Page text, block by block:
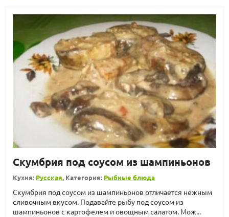
Скумбрия под соусом из шампиньонов
Кухня: Русская, Категория: Рыбные блюда
Скумбрия под соусом из шампиньонов отличается нежным
сливочным вкусом. Подавайте рыбу под соусом из
шампиньонов с картофелем и овощным салатом. Мож...